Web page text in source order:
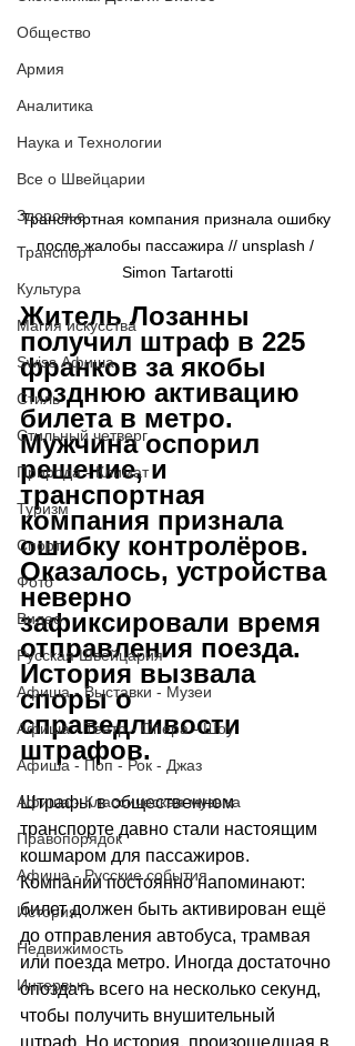
Общество
Армия
Аналитика
Наука и Технологии
Все о Швейцарии
Здоровье
Транспорт
Культура
Магия искусства
Swiss Афиша
Стиль
Стильный четверг
Природа - Климат
Туризм
Спорт
Фото
Видео
Русская Швейцария
Афиша - Выставки - Музеи
Афиша - Театр - Опера - Шоу
Афиша - Поп - Рок - Джаз
Афиша - Классическая музыка
Правопорядок
Афиша - Русские события
История
Недвижимость
Интервью
Транспортная компания признала ошибку
после жалобы пассажира // unsplash /
Simon Tartarotti
Житель Лозанны
получил штраф в 225
франков за якобы
позднюю активацию
билета в метро.
Мужчина оспорил
решение, и
транспортная
компания признала
ошибку контролёров.
Оказалось, устройства
неверно
зафиксировали время
отправления поезда.
История вызвала
споры о
справедливости
штрафов.
Штрафы в общественном
транспорте давно стали настоящим
кошмаром для пассажиров.
Компании постоянно напоминают:
билет должен быть активирован ещё
до отправления автобуса, трамвая
или поезда метро. Иногда достаточно
опоздать всего на несколько секунд,
чтобы получить внушительный